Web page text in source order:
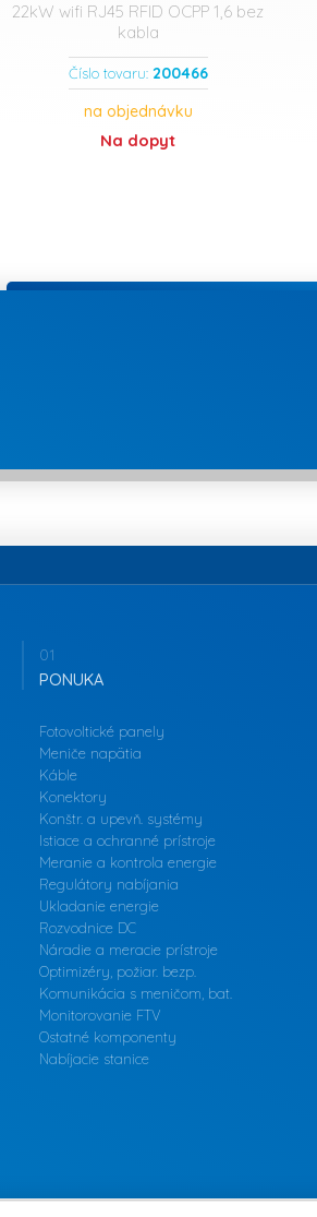
22kW wifi RJ45 RFID OCPP 1,6 bez
kabla
Číslo tovaru: 200466
na objednávku
Na dopyt
01
PONUKA
Fotovoltické panely
Meniče napätia
Káble
Konektory
Konštr. a upevň. systémy
Istiace a ochranné prístroje
Meranie a kontrola energie
Regulátory nabíjania
Ukladanie energie
Rozvodnice DC
Náradie a meracie prístroje
Optimizéry, požiar. bezp.
Komunikácia s meničom, bat.
Monitorovanie FTV
Ostatné komponenty
Nabíjacie stanice